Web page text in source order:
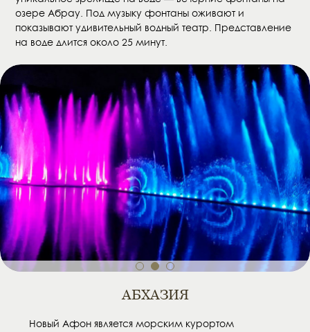
озере Абрау. Под музыку фонтаны оживают и
показывают удивительный водный театр. Представление
на воде длится около 25 минут.
3
АБХАЗИЯ
Новый Афон является морским курортом